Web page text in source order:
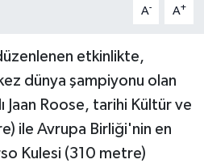
A- A+
etkinlikte,
dünya şampiyonu olan
Jaan Roose, tarihi Kültür ve
ile Avrupa Birliği'nin en
Kulesi (310 metre)